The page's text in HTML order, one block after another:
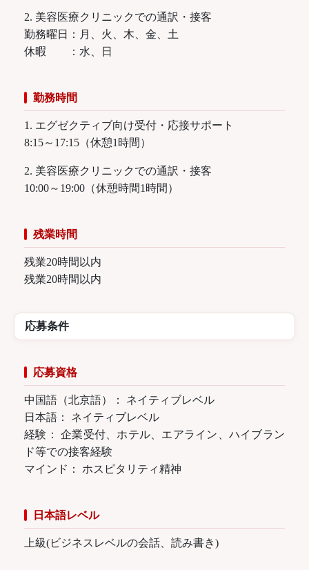
2. 美容医療クリニックでの通訳・接客
勤務曜日：月、火、木、金、土
休暇 ：水、日
勤務時間
1. エグゼクティブ向け受付・応接サポート
8:15～17:15（休憩1時間）
2. 美容医療クリニックでの通訳・接客
10:00～19:00（休憩時間1時間）
残業時間
残業20時間以内
残業20時間以内
応募条件
応募資格
中国語（北京語）： ネイティブレベル
日本語： ネイティブレベル
経験： 企業受付、ホテル、エアライン、ハイブラン
ド等での接客経験
マインド： ホスピタリティ精神
日本語レベル
上級(ビジネスレベルの会話、読み書き)